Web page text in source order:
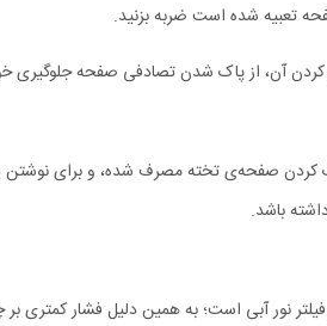
تعبیه شده است ضربه بزنید.
کردن آن، از پاک شدن تصادفی صفحه جلوگیری
کردن صفحه‌ی تخته مصرف شده، و برای
باشد.
فیلتر نور آبی است؛ به همین دلیل فشار